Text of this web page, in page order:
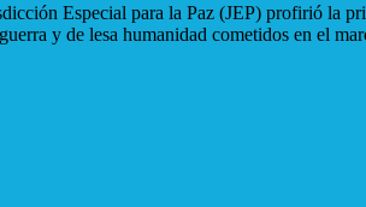
Especial para la Paz (JEP) profirió la
y de lesa humanidad cometidos en el